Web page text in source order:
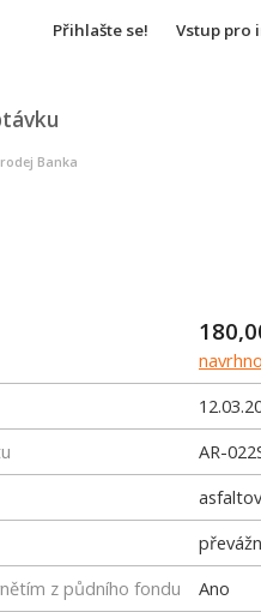
Přihlašte se! Vstup pro
Banka
AR-
z půdního fondu
Ano